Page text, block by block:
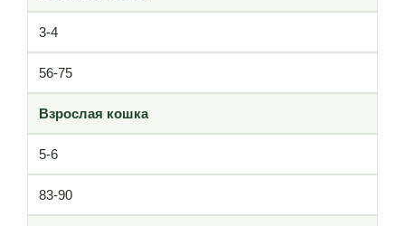
3-4
56-75
Взрослая кошка
5-6
83-90